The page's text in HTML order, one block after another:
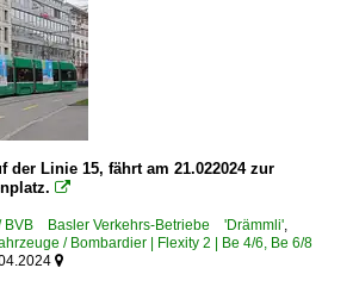
der Linie 15, fährt am 21.022024 zur

BVB Basler Verkehrs-Betriebe 'Drämmli',
/ Bombardier | Flexity 2 | Be 4/6, Be 6/8
